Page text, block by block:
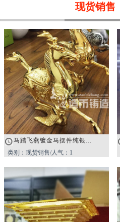
现货销售
马踏飞燕镀金马摆件纯银...
类别：现货销售/人气：1